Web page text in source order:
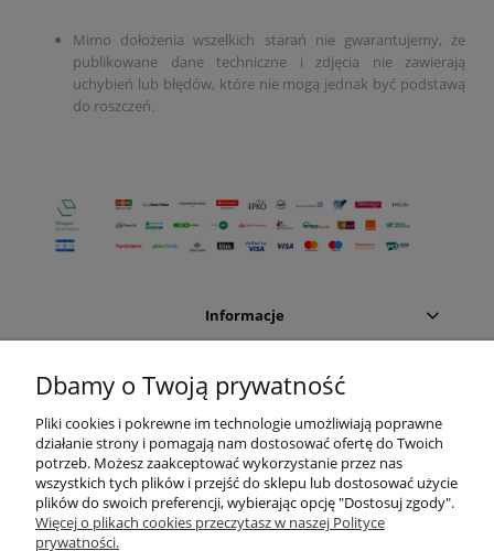
Mimo dołożenia wszelkich starań nie gwarantujemy, że
publikowane dane techniczne i zdjęcia nie zawierają
uchybień lub błędów, które nie mogą jednak być podstawą
do roszczeń.
Informacje
Sklep internetowy:
Dział handlowy
Dział handlowy:
Dbamy o Twoją prywatność
Pliki cookies i pokrewne im technologie umożliwiają poprawne
działanie strony i pomagają nam dostosować ofertę do Twoich
potrzeb. Możesz zaakceptować wykorzystanie przez nas
wszystkich tych plików i przejść do sklepu lub dostosować użycie
plików do swoich preferencji, wybierając opcję "Dostosuj zgody".
Więcej o plikach cookies przeczytasz w naszej Polityce
prywatności.